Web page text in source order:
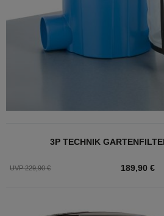
3P TECHNIK
UVP 229,90 € 189,90 €